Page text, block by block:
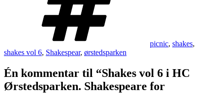
picnic, shakes,
shakes vol 6, Shakespear, ørstedsparken
Én kommentar til “Shakes vol 6 i HC
Ørstedsparken. Shakespeare for